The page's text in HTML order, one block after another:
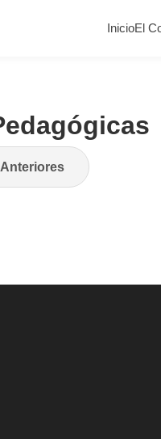
InicioEl